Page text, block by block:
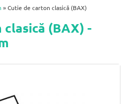
» Cutie de carton clasică (BAX)
(BAX) -